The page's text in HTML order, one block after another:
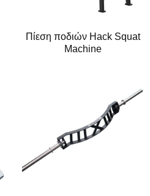
Πίεση ποδιών Hack Squat
Machine